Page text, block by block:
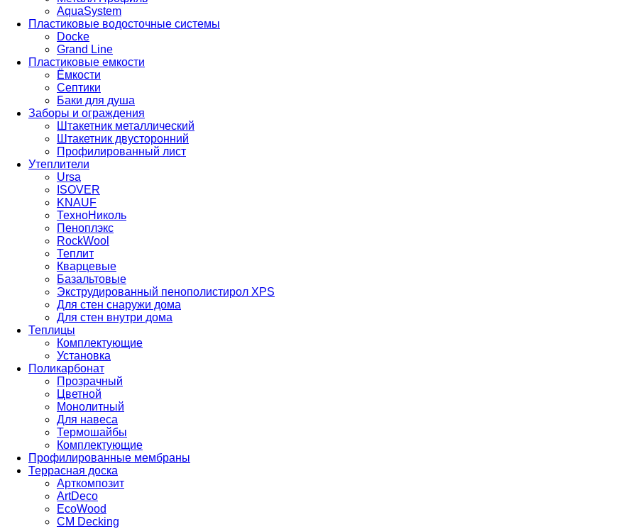
AquaSystem
Пластиковые водосточные системы
Docke
Grand Line
Пластиковые емкости
Ёмкости
Септики
Баки для душа
Заборы и ограждения
Штакетник металлический
Штакетник двусторонний
Профилированный лист
Утеплители
Ursa
ISOVER
KNAUF
ТехноНиколь
Пеноплэкс
RockWool
Теплит
Кварцевые
Базальтовые
Экструдированный пенополистирол XPS
Для стен снаружи дома
Для стен внутри дома
Теплицы
Комплектующие
Установка
Поликарбонат
Прозрачный
Цветной
Монолитный
Для навеса
Термошайбы
Комплектующие
Профилированные мембраны
Террасная доска
Арткомпозит
ArtDeco
EcoWood
CM Decking